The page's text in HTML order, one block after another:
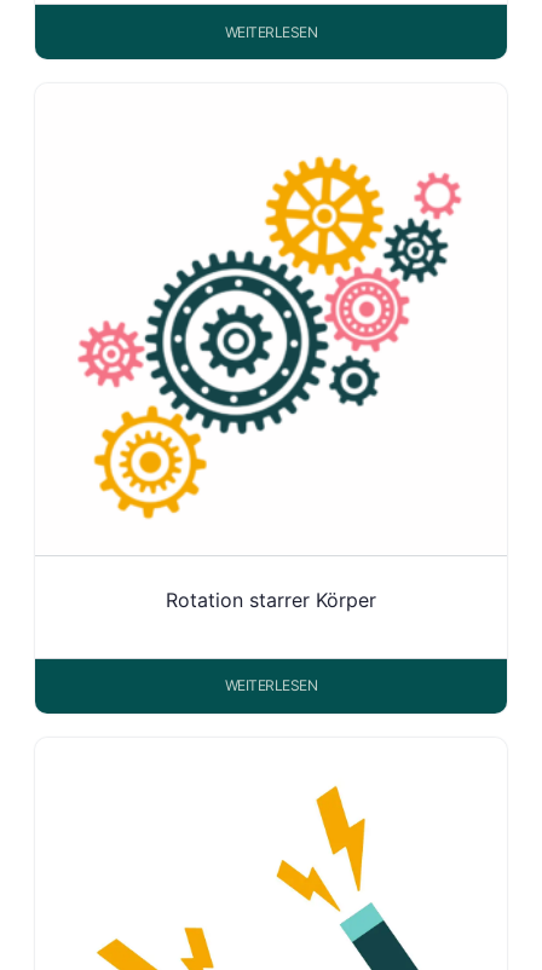
WEITERLESEN
Rotation starrer Körper
WEITERLESEN